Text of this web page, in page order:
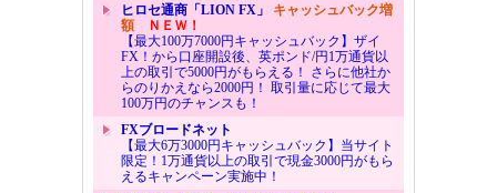
ヒロセ通商「LION FX」 キャッシュバック増
額ＮＥＷ！
【最大100万7000円キャッシュバック】ザイ
FX！から口座開設後、英ポンド/円1万通貨以
上の取引で5000円がもらえる！ さらに他社か
らのりかえなら2000円！ 取引量に応じて最大
100万円のチャンスも！
FXブロードネット
【最大6万3000円キャッシュバック】当サイト
限定！1万通貨以上の取引で現金3000円がもら
えるキャンペーン実施中！